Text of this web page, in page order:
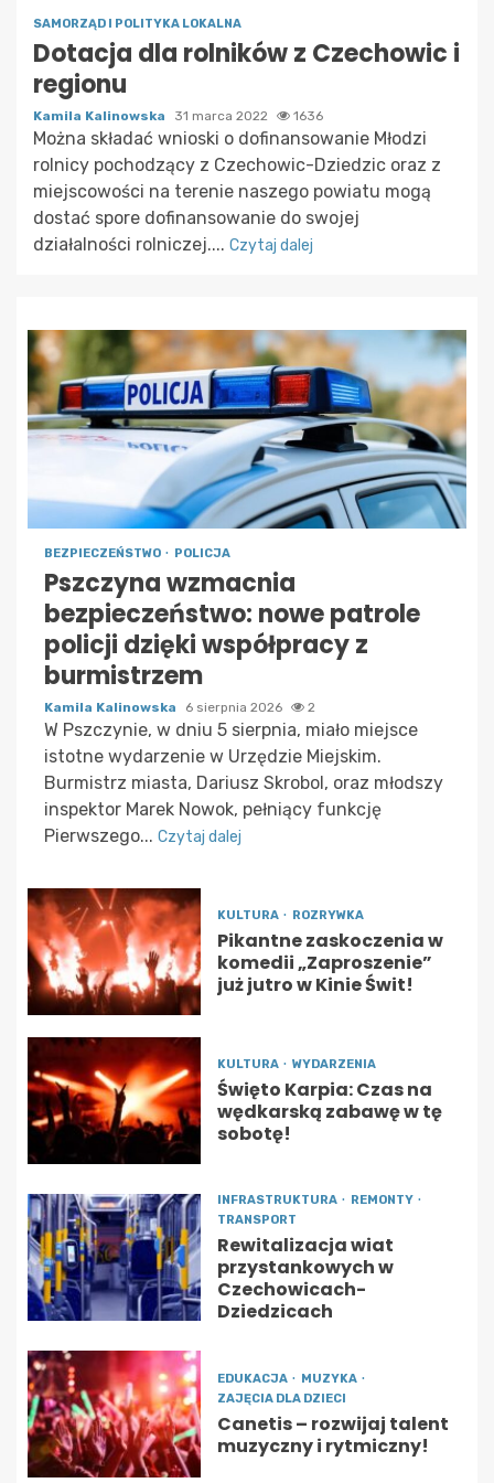
SAMORZĄD I POLITYKA LOKALNA
Dotacja dla rolników z Czechowic i
regionu
Kamila Kalinowska 31 marca 2022 1636
Można składać wnioski o dofinansowanie Młodzi
rolnicy pochodzący z Czechowic-Dziedzic oraz z
miejscowości na terenie naszego powiatu mogą
dostać spore dofinansowanie do swojej
działalności rolniczej.... Czytaj dalej
BEZPIECZEŃSTWO POLICJA
Pszczyna wzmacnia
bezpieczeństwo: nowe patrole
policji dzięki współpracy z
burmistrzem
Kamila Kalinowska 6 sierpnia 2026 2
W Pszczynie, w dniu 5 sierpnia, miało miejsce
istotne wydarzenie w Urzędzie Miejskim.
Burmistrz miasta, Dariusz Skrobol, oraz młodszy
inspektor Marek Nowok, pełniący funkcję
Pierwszego... Czytaj dalej
KULTURA ROZRYWKA
Pikantne zaskoczenia w
komedii „Zaproszenie”
już jutro w Kinie Świt!
KULTURA WYDARZENIA
Święto Karpia: Czas na
wędkarską zabawę w tę
sobotę!
INFRASTRUKTURA
REMONTY
TRANSPORT
Rewitalizacja wiat
przystankowych w
Czechowicach-
Dziedzicach
EDUKACJA
MUZYKA
ZAJĘCIA DLA DZIECI
Canetis – rozwijaj talent
muzyczny i rytmiczny!